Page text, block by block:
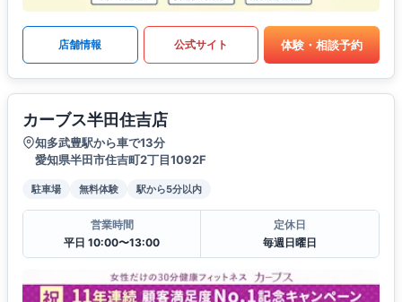
店舗情報 公式サイト 体験・相談予約
カーブス半田住吉店
知多武豊駅から車で13分
愛知県半田市住吉町2丁目1092F
駐車場 無料体験 駅から5分以内
営業時間
平日 10:00〜13:00
定休日
毎週日曜日